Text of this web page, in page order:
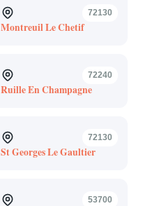
72130
Montreuil Le Chetif
72240
Ruille En Champagne
72130
St Georges Le Gaultier
53700